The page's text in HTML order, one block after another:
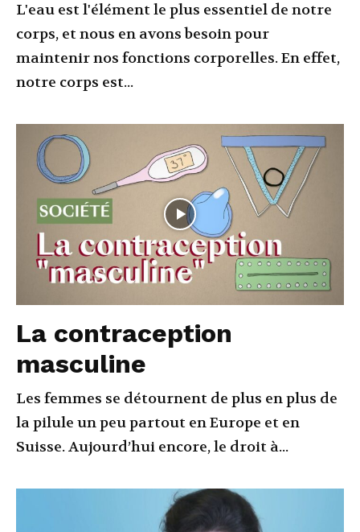
L'eau est l'élément le plus essentiel de notre
corps, et nous en avons besoin pour
maintenir nos fonctions corporelles. En effet,
notre corps est...
La contraception
masculine
Les femmes se détournent de plus en plus de
la pilule un peu partout en Europe et en
Suisse. Aujourd’hui encore, le droit à...